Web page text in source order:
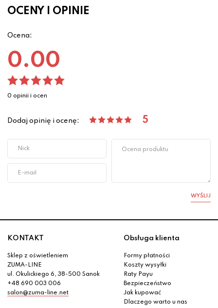
OCENY I OPINIE
Ocena:
0.00
0 opinii i ocen
Dodaj opinię i ocenę: 5
WYŚLIJ
KONTAKT
Sklep z oświetleniem
ZUMA-LINE
ul. Okulickiego 6, 38-500 Sanok
+48 690 003 006
salon@zuma-line.net
Obsługa klienta
Formy płatności
Koszty wysyłki
Raty Payu
Bezpieczeństwo
Jak kupować
Dlaczego warto u nas